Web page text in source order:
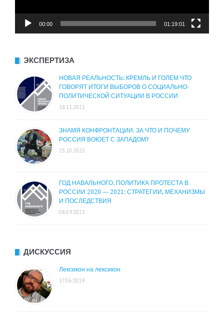
00:00 01:19:01
ЭКСПЕРТИЗА
НОВАЯ РЕАЛЬНОСТЬ: КРЕМЛЬ И ГОЛЕМ ЧТО
ГОВОРЯТ ИТОГИ ВЫБОРОВ О СОЦИАЛЬНО-
ПОЛИТИЧЕСКОЙ СИТУАЦИИ В РОССИИ
18.11.2021
ЗНАМЯ КОНФРОНТАЦИИ. ЗА ЧТО И ПОЧЕМУ
РОССИЯ ВОЮЕТ С ЗАПАДОМ?
25.10.2021
ГОД НАВАЛЬНОГО. ПОЛИТИКА ПРОТЕСТА В
РОССИИ 2020 — 2021: СТРАТЕГИИ, МЕХАНИЗМЫ
И ПОСЛЕДСТВИЯ
08.09.2021
ДИСКУССИЯ
Лексикон на лексикон
17.06.2019